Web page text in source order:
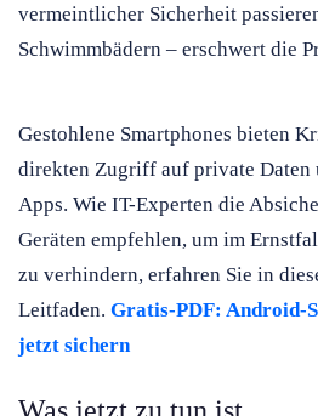
vermeintlicher Sicherheit
Schwimmbädern – erschwert die
Gestohlene Smartphones bieten
direkten Zugriff auf private Daten
Apps. Wie IT-Experten die
Geräten empfehlen, um im
zu verhindern, erfahren Sie in
Leitfaden. Gratis-PDF: Android-
jetzt sichern